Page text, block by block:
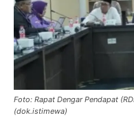
Foto: Rapat Dengar Pendapat
(dok.istimewa)